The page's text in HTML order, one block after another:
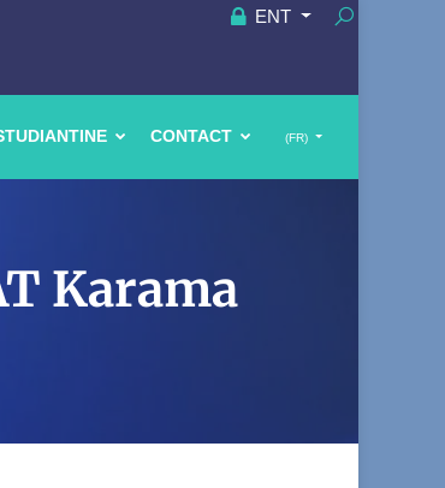
ENT
(FR)
CONTACT
Karama